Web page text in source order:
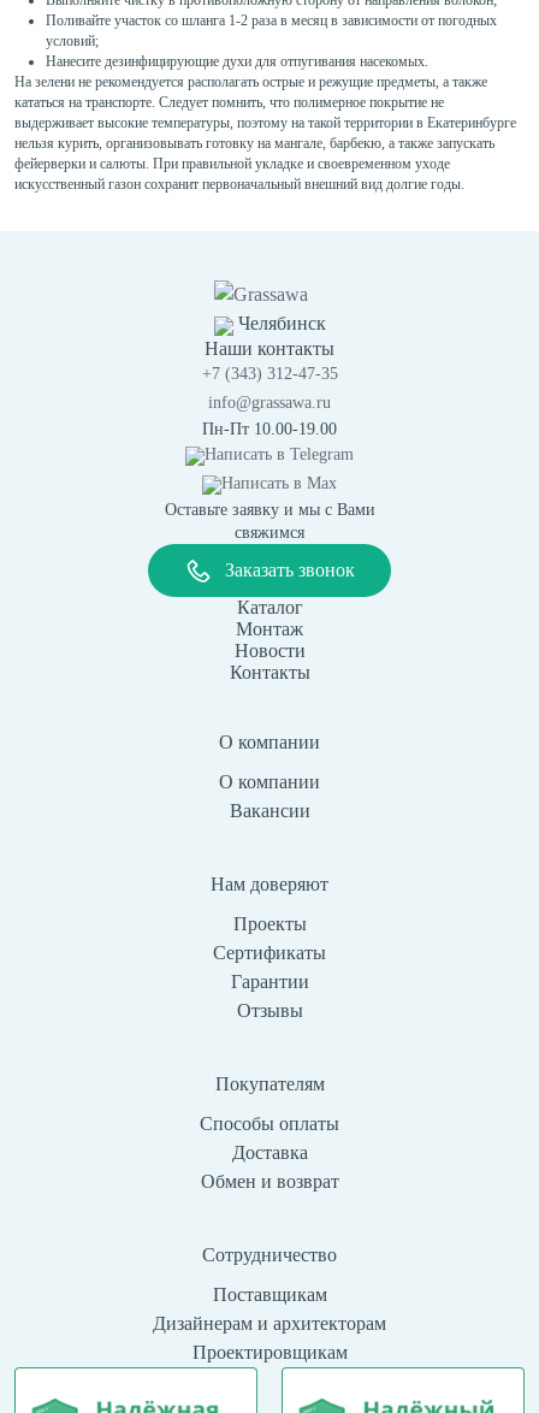
Поливайте участок со шланга 1-2 раза в месяц в зависимости от погодных
условий;
Нанесите дезинфицирующие духи для отпугивания насекомых.
На зелени не рекомендуется располагать острые и режущие предметы, а также
кататься на транспорте. Следует помнить, что полимерное покрытие не
выдерживает высокие температуры, поэтому на такой территории в Екатеринбурге
нельзя курить, организовывать готовку на мангале, барбекю, а также запускать
фейерверки и салюты. При правильной укладке и своевременном уходе
искусственный газон сохранит первоначальный внешний вид долгие годы.
Челябинск
Наши контакты
+7 (343) 312-47-35
info@grassawa.ru
Пн-Пт 10.00-19.00
Написать в Telegram
Написать в Max
Оставьте заявку и мы с Вами
свяжимся
Заказать звонок
Каталог
Монтаж
Новости
Контакты
О компании
О компании
Вакансии
Нам доверяют
Проекты
Сертификаты
Гарантии
Отзывы
Покупателям
Способы оплаты
Доставка
Обмен и возврат
Сотрудничество
Поставщикам
Дизайнерам и архитекторам
Проектировщикам